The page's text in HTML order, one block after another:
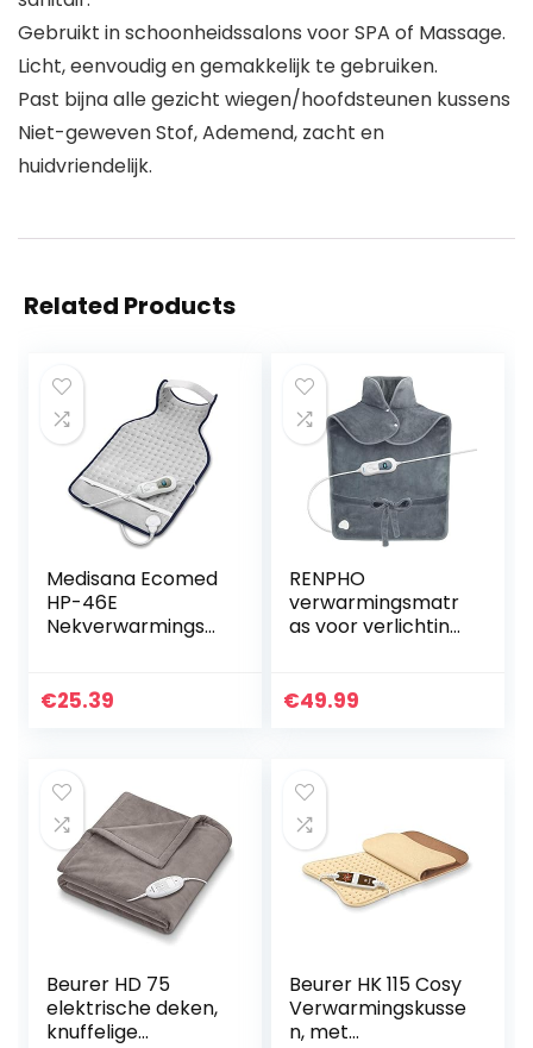
Gebruikt in schoonheidssalons voor SPA of Massage.
Licht, eenvoudig en gemakkelijk te gebruiken.
Past bijna alle gezicht wiegen/hoofdsteunen kussens
Niet-geweven Stof, Ademend, zacht en
huidvriendelijk.
Related Products
Medisana Ecomed
HP-46E
Nekverwarmingsk
ssen, 3
veiliging…
€25.39
RENPHO
verwarmingsmatr
as voor verlichting
verwarmingsmatr
€49.99
Beurer HD 75
elektrische deken,
knuffelige
Beurer HK 115 Cosy
Verwarmingskusse
n, met